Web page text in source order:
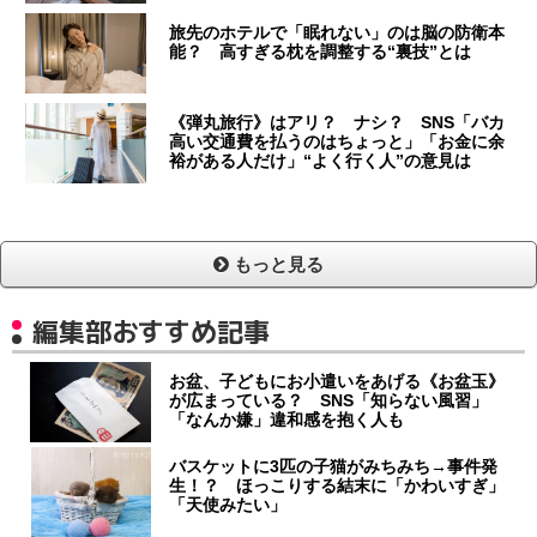
旅先のホテルで「眠れない」のは脳の防衛本
能？ 高すぎる枕を調整する“裏技”とは
《弾丸旅行》はアリ？ ナシ？ SNS「バカ
高い交通費を払うのはちょっと」「お金に余
裕がある人だけ」“よく行く人”の意見は
もっと見る
編集部おすすめ記事
お盆、子どもにお小遣いをあげる《お盆玉》
が広まっている？ SNS「知らない風習」
「なんか嫌」違和感を抱く人も
バスケットに3匹の子猫がみちみち→事件発
生！？ ほっこりする結末に「かわいすぎ」
「天使みたい」